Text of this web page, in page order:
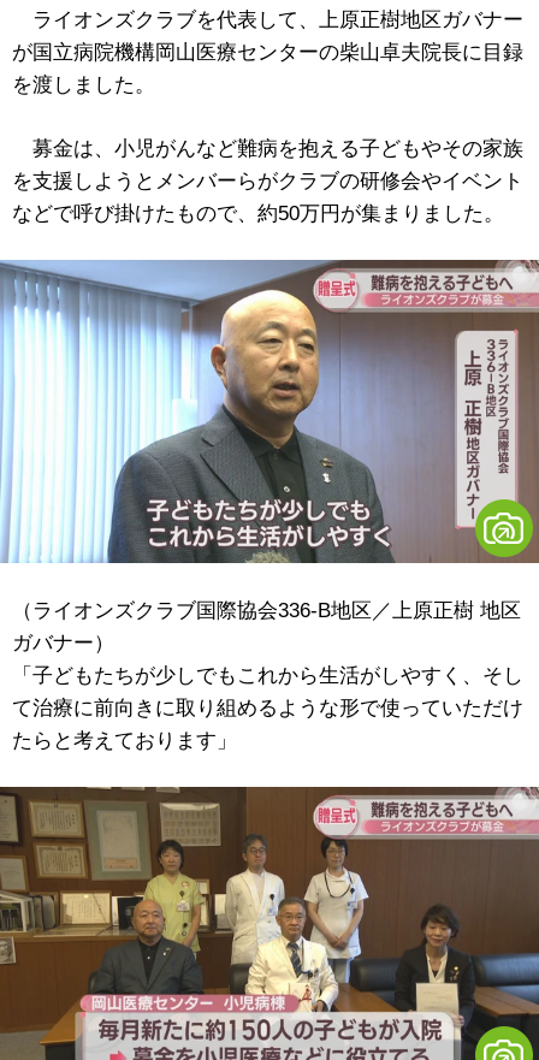
ライオンズクラブを代表して、上原正樹地区ガバナー
が国立病院機構岡山医療センターの柴山卓夫院長に目録
を渡しました。
募金は、小児がんなど難病を抱える子どもやその家族
を支援しようとメンバーらがクラブの研修会やイベント
などで呼び掛けたもので、約50万円が集まりました。
（ライオンズクラブ国際協会336-B地区／上原正樹 地区
ガバナー）
「子どもたちが少しでもこれから生活がしやすく、そし
て治療に前向きに取り組めるような形で使っていただけ
たらと考えております」